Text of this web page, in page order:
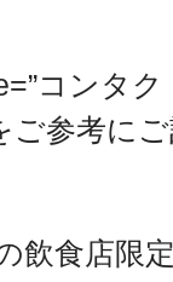
コンタ
ご参考に
飲食店限